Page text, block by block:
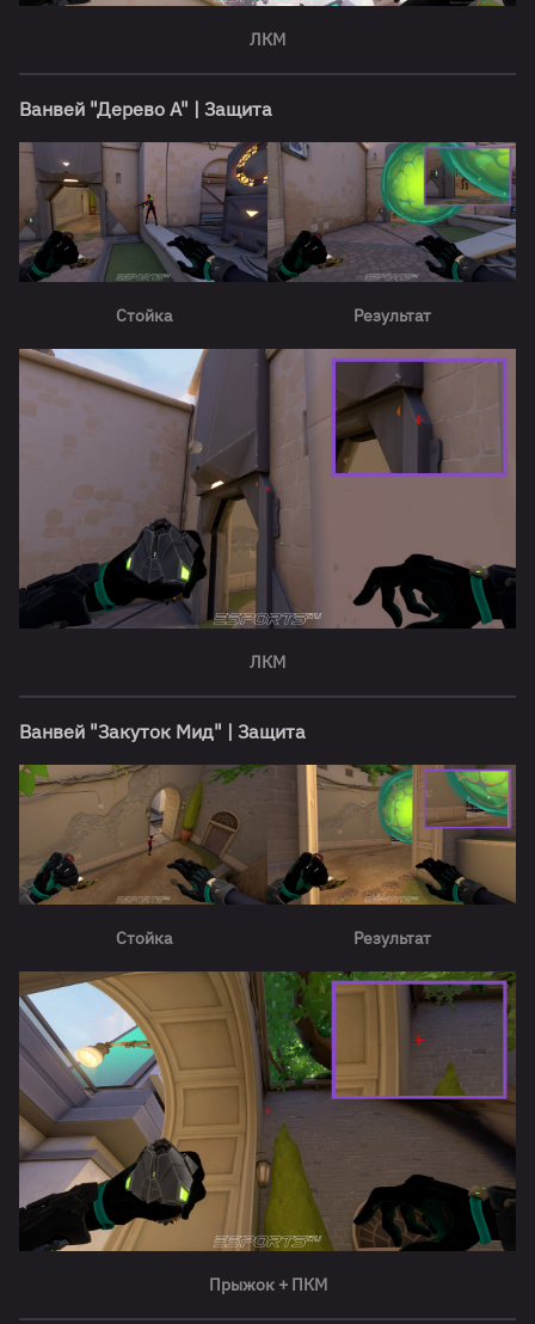
ЛКМ
Ванвей "Дерево А" | Защита
Стойка Результат
ЛКМ
Ванвей "Закуток Мид" | Защита
Стойка Результат
Прыжок + ПКМ